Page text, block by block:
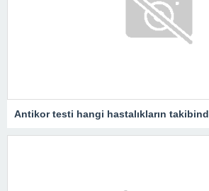
Antikor testi hangi hastalıkların